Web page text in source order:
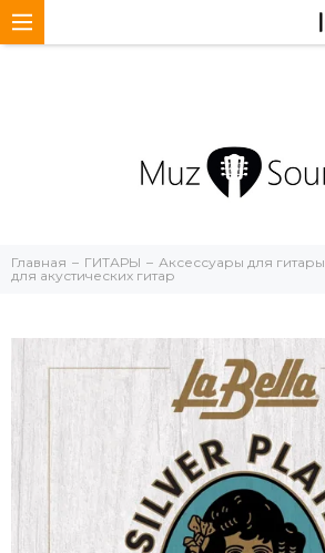
Главная ГИТАРЫ Аксессуары для гитары
для акустических гитар